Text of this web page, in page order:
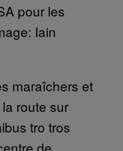
pour les
Iain
maraîchers et
route sur
tro tros
de